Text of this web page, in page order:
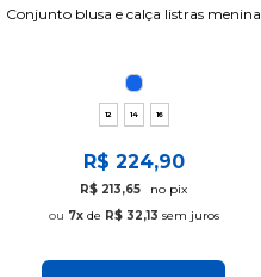
Conjunto blusa e calça listras menina
12 14 16
R$ 224,90
R$ 213,65
no pix
7xde R$ 32,13 sem juros